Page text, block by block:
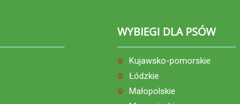
WYBIEGI DLA PSÓW
Kujawsko-pomorskie
Łódzkie
Małopolskie